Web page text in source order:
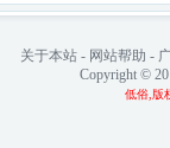
关于本站- 网站帮助 -
Copyright ©
低俗,版